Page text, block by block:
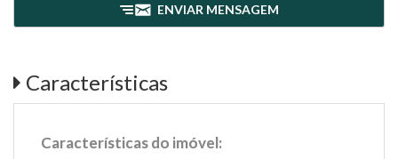
ENVIAR MENSAGEM
Características
Características do imóvel: